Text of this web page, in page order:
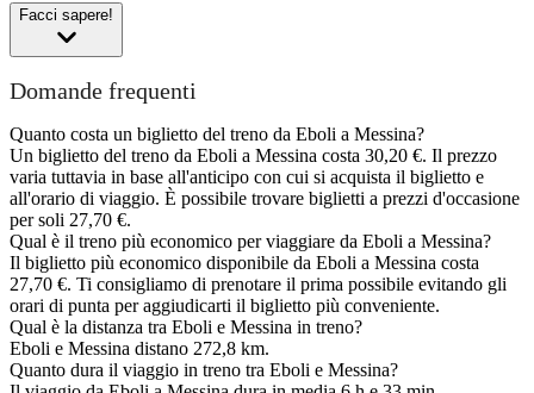
Facci sapere!
Domande frequenti
Quanto costa un biglietto del treno da Eboli a Messina?
Un biglietto del treno da Eboli a Messina costa 30,20 €. Il prezzo
varia tuttavia in base all'anticipo con cui si acquista il biglietto e
all'orario di viaggio. È possibile trovare biglietti a prezzi d'occasione
per soli 27,70 €.
Qual è il treno più economico per viaggiare da Eboli a Messina?
Il biglietto più economico disponibile da Eboli a Messina costa
27,70 €. Ti consigliamo di prenotare il prima possibile evitando gli
orari di punta per aggiudicarti il biglietto più conveniente.
Qual è la distanza tra Eboli e Messina in treno?
Eboli e Messina distano 272,8 km.
Quanto dura il viaggio in treno tra Eboli e Messina?